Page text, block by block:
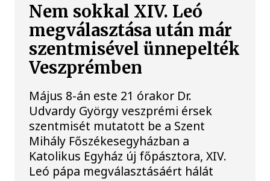
Nem sokkal XIV. Leó
megválasztása után már
szentmisével ünnepelték
Veszprémben
Május 8-án este 21 órakor Dr.
Udvardy György veszprémi érsek
szentmisét mutatott be a Szent
Mihály Főszékesegyházban a
Katolikus Egyház új főpásztora, XIV.
Leó pápa megválasztásáért hálát